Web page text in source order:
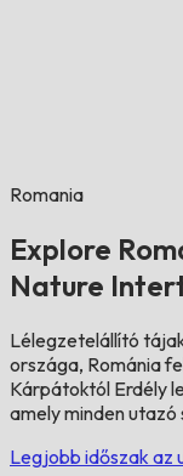
Romania
Explore
Nature
Lélegzetelállító
országa, Románia
Kárpátoktól Erdély
amely minden
Legjobb időszak az